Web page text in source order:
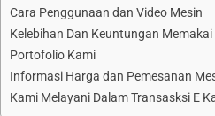
Cara Penggunaan dan Video Mesin
Kelebihan Dan Keuntungan
Portofolio Kami
Informasi Harga dan Pemesanan
Kami Melayani Dalam Transasksi E